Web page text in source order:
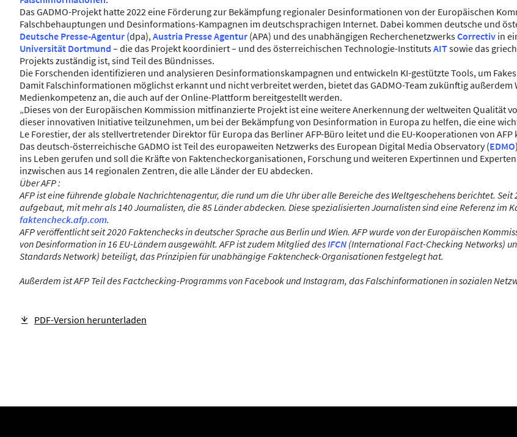
Das GADMO-Projekt hatte 2022 eine Förderung zur Bekämpfung regionaler Desinformationen von der Europäischen
Falschbehauptungen und Desinformations-Kampagnen im deutschsprachigen Internet. Dabei kommen deutsche und
Deutsche Presse-Agentur (dpa),Austria Presse Agentur (APA) und des unabhängigen RecherchenetzwerksCorrectiv in
Universität Dortmund – die das Projekt koordiniert – und des österreichischen Technologie-InstitutsAITsowie das
Projekts zuständig ist, sind Teil des Bündnisses.
Die Forschenden identifizieren und analysieren Desinformationskampagnen und entwickeln KI-gestützte Tools, um
Damit Falschinformationen möglichst erkannt und nicht verbreitet werden, bietet das GADMO-Team zukünftig
Medienkompetenz an, die auch auf der Online-Plattform bereitgestellt werden.
„Dieses von der Europäischen Kommission mitfinanzierte Projekt ist eine weitere Anerkennung der weltweiten Qualität
dieser innovativen Initiative teilzunehmen, um bei der Bekämpfung von Desinformation in Europa zu helfen, die eine
Le Forestier, der als stellvertretender Direktor für Europa das Berliner AFP-Büro leitet und die EU-Kooperationen von
Das deutsch-österreichische GADMO ist Teil des europaweiten Netzwerks des European Digital Media Observatory (EDMO
ins Leben gerufen und soll die Kräfte von Faktencheckorganisationen, Forschung und weiteren Expertinnen und
inzwischen aus 14 regionalen Zentren, die alle Länder der EU abdecken.
Über AFP :
AFP ist eine führende globale Nachrichtenagentur, die rund um die Uhr über alle Bereiche des Weltgeschehens berichtet.
aufgebaut, mit mehr als 140 Journalisten, die 85 Länder abdecken. Diese spezialisierten Journalisten sind eine Referenz im
faktencheck.afp.com.
AFP veröffentlicht seit 2020 Faktenchecks in deutscher Sprache aus Berlin und Wien.AFP wurde von der Europäischen
von Desinformation in 16 EU-Ländern ausgewählt.AFP ist zudem Mitglied desIFCN (International Fact-Checking Networks)
Standards Network) beteiligt, das Prinzipien für unabhängige Faktencheck-Organisationen festgelegt hat.
Außerdem ist AFP Teil des Factchecking-Programms von Facebook und Instagram, das Falschinformationen in sozialen
PDF-Version herunterladen